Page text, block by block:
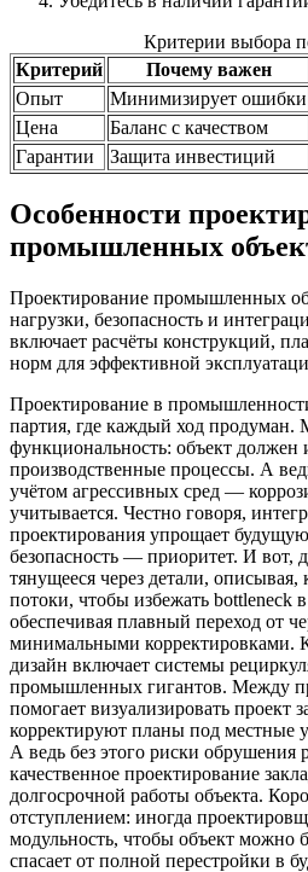
Критерии выбора
Критерий
Почему важен
Опыт
Минимизирует ошибки
Цена
Баланс с качеством
Гарантии
Защита инвестиций
Особенности
промышленных
Проектирование промышленных
нагрузки, безопасность и
включает расчёты конструкций,
норм для эффективной
Проектирование в
партия, где каждый ход продуман.
функциональность: объект должен
производственные процессы. А
учётом агрессивных сред —
учитывается. Честно говоря,
проектирования упрощает
безопасность — приоритет. И вот,
тянущееся через детали,
потоки, чтобы избежать bottleneck
обеспечивая плавный переход от
минимальными корректировками.
дизайн включает системы
промышленных гигантов. Между
помогает визуализировать проект
корректируют планы под местные
А ведь без этого риски обрушения
качественное проектирование
долгосрочной работы объекта.
отступлением: иногда
модульность, чтобы объект можно
спасает от полной перестройки в